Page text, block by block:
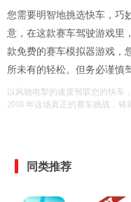
您需要明智地挑选快车，巧
意，在这款赛车驾驶游戏里
款免费的赛车模拟器游戏，
所未有的轻松。但务必谨慎
以风驰电掣的速度驾驭您的快车
2018 年这场真正的赛车挑战，铸
同类推荐